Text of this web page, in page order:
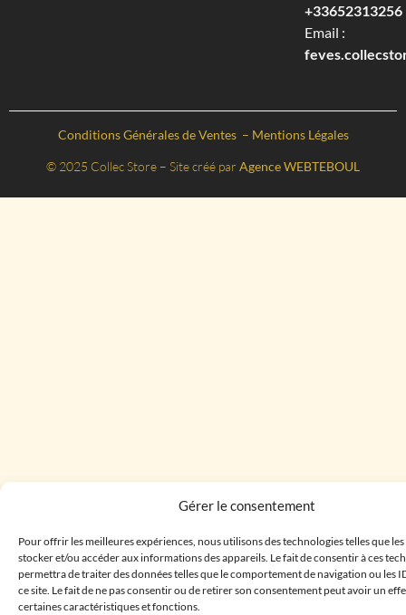
Gérer le consentement
Pour offrir les meilleures expériences, nous utilisons des technologies telles que
stocker et/ou accéder aux informations des appareils. Le fait de consentir à ces
permettra de traiter des données telles que le comportement de navigation ou les
ce site. Le fait de ne pas consentir ou de retirer son consentement peut avoir un
certaines caractéristiques et fonctions.
+33652313256‬
Email :
Conditions Générales de Ventes – Mentions Légales
© 2025 Collec Store – Site créé par Agence WEBTEBOUL